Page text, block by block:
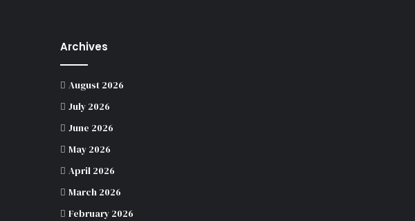
Archives
August 2026
July 2026
June 2026
May 2026
April 2026
March 2026
February 2026